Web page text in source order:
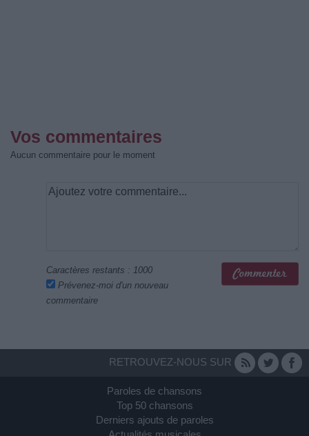
Vos commentaires
Aucun commentaire pour le moment
Caractères restants : 1000
Prévenez-moi d'un nouveau
commentaire
RETROUVEZ-NOUS SUR
Paroles de chansons
Top 50 chansons
Derniers ajouts de paroles